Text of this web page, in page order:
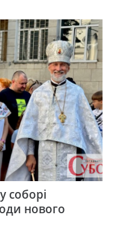
соборі
нового